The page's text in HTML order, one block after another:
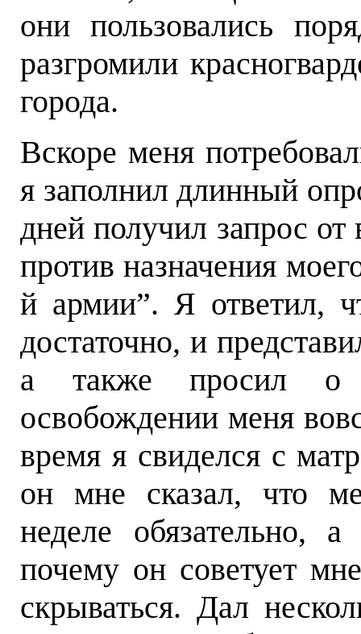
они пользовались
разгромили
города.
Вскоре меня
я заполнил длинный
дней получил запрос
против назначения
й армии”. Я ответил,
достаточно, и
а также просил о
освобождении меня
время я свиделся с
он мне сказал, что
неделе обязательно,
почему он советует
скрываться. Дал